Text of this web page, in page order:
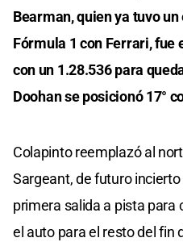
Bearman, quien ya tuvo
Fórmula 1 con Ferrari, fue
con un 1.28.536 para
Doohan se posicionó 17°
Colapinto reemplazó al
Sargeant, de futuro
primera salida a pista para
el auto para el resto del fin